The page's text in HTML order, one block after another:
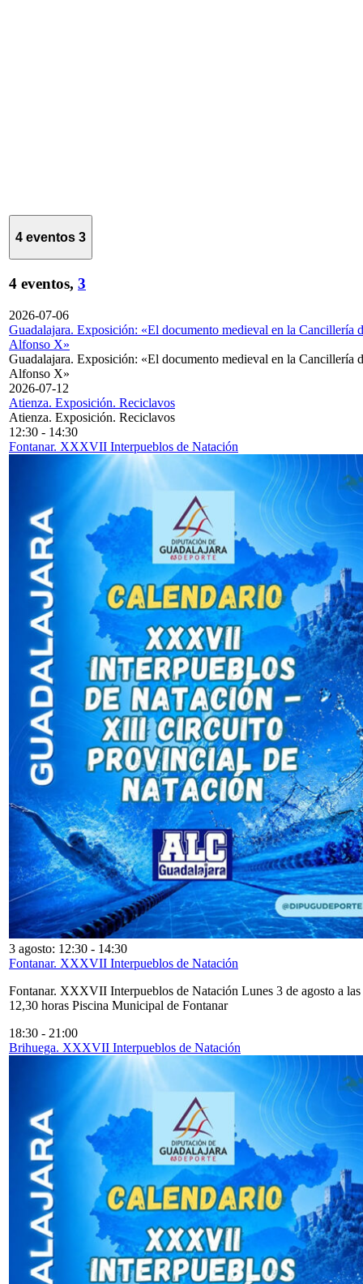
4 eventos 3
4 eventos, 3
2026-07-06
Guadalajara. Exposición: «El documento medieval en la Cancillería
Alfonso X»
Guadalajara. Exposición: «El documento medieval en la Cancillería
Alfonso X»
2026-07-12
Atienza. Exposición. Reciclavos
Atienza. Exposición. Reciclavos
12:30 - 14:30
Fontanar. XXXVII Interpueblos de Natación
3 agosto: 12:30 - 14:30
Fontanar. XXXVII Interpueblos de Natación
Fontanar. XXXVII Interpueblos de Natación Lunes 3 de agosto a las
12,30 horas Piscina Municipal de Fontanar
18:30 - 21:00
Brihuega. XXXVII Interpueblos de Natación